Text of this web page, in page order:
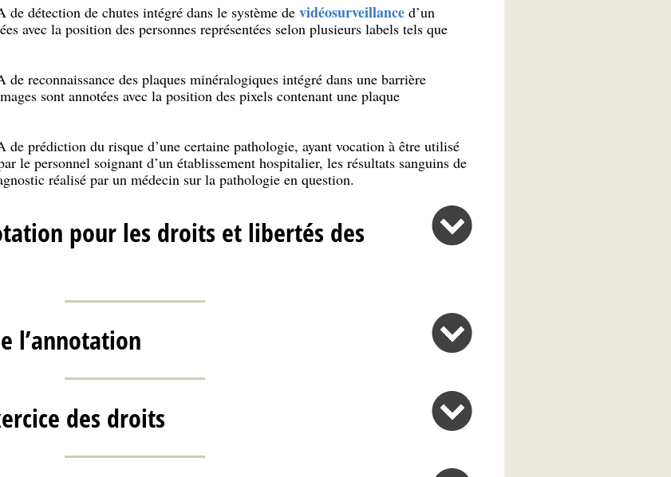
détection de chutes intégré dans le système de vidéosurveillanced’un
avec la position des personnes représentées selon plusieurs labels tels que
reconnaissance des plaques minéralogiques intégré dans une barrière
sont annotées avec la position des pixels contenant une plaque
de prédiction du risque d’une certaine pathologie, ayant vocation à être utilisé
le personnel soignant d’un établissement hospitalier, les résultats sanguins de
réalisé par un médecin sur la pathologie en question.
pour les droits et libertés des
l’annotation
des droits